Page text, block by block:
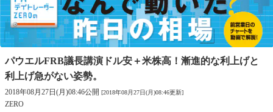
パウエルFRB議長講演ドル安＋米株高！ 漸進的な利上げと
利上げ急がない姿勢。
2018年08月27日(月)08:46公開 [2018年08月27日(月)08:46更新]
ZERO